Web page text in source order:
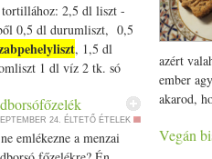
2,5 dl liszt -
0,5 dl durumliszt, 0,5
, 1,5 dl
1 dl víz 2 tk. só
1/­­2 csésze kesudió 1/­­2
kisebb gerezd
pirospaprika 0,6 dl
24. ÉLTETŐ ÉTELEK
emlékezne a menzai
bélelt
azért
ember
akarod,
És
Vegán